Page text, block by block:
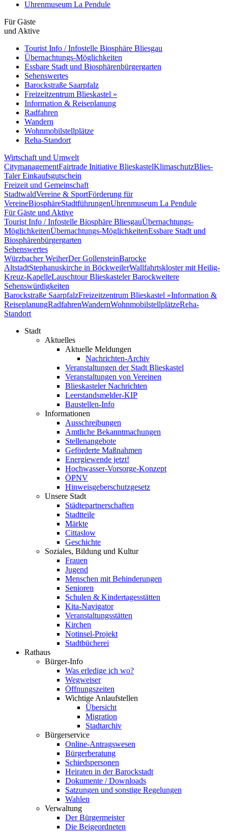
Uhrenmuseum La Pendule
Für Gäste
und Aktive
Tourist Info / Infostelle Biosphäre Bliesgau
Übernachtungs-Möglichkeiten
Essbare Stadt und Biosphärenbürgergarten
Sehenswertes
Barockstraße Saarpfalz
Freizeitzentrum Blieskastel »
Information & Reiseplanung
Radfahren
Wandern
Wohnmobilstellplätze
Reha-Standort
Wirtschaft und Umwelt
CitymanagementFairtrade Initiative BlieskastelKlimaschutzBlies-
Taler Einkaufsgutschein
Freizeit und Gemeinschaft
StadtwaldVereine & SportFörderung für
VereineBiosphäreStadtführungenUhrenmuseum La Pendule
Für Gäste und Aktive
Tourist Info / Infostelle Biosphäre BliesgauÜbernachtungs-
MöglichkeitenÜbernachtungs-MöglichkeitenEssbare Stadt und
Biosphärenbürgergarten
Sehenswertes
Würzbacher WeiherDer GollensteinBarocke
AltstadtStephanuskirche in BöckweilerWallfahrtskloster mit Heilig-
Kreuz-KapelleLauschtour Blieskasteler Barockweitere
Sehenswürdigkeiten
Barockstraße SaarpfalzFreizeitzentrum Blieskastel »Information &
ReiseplanungRadfahrenWandernWohnmobilstellplätzeReha-
Standort
Stadt
Aktuelles
Aktuelle Meldungen
Nachrichten-Archiv
Veranstaltungen der Stadt Blieskastel
Veranstaltungen von Vereinen
Blieskasteler Nachrichten
Leerstandsmelder-KIP
Baustellen-Info
Informationen
Ausschreibungen
Amtliche Bekanntmachungen
Stellenangebote
Geförderte Maßnahmen
Energiewende jetzt!
Hochwasser-Vorsorge-Konzept
ÖPNV
Hinweisgeberschutzgesetz
Unsere Stadt
Städtepartnerschaften
Stadtteile
Märkte
Cittaslow
Geschichte
Soziales, Bildung und Kultur
Frauen
Jugend
Menschen mit Behinderungen
Senioren
Schulen & Kindertagesstätten
Kita-Navigator
Veranstaltungsstätten
Kirchen
Notinsel-Projekt
Stadtbücherei
Rathaus
Bürger-Info
Was erledige ich wo?
Wegweiser
Öffnungszeiten
Wichtige Anlaufstellen
Übersicht
Migration
Stadtarchiv
Bürgerservice
Online-Antragswesen
Bürgerberatung
Schiedspersonen
Heiraten in der Barockstadt
Dokumente / Downloads
Satzungen und sonstige Regelungen
Wahlen
Verwaltung
Der Bürgermeister
Die Beigeordneten